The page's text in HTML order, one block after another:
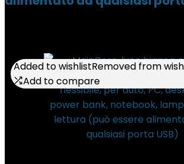
Added to wishlistRemoved from
Add to compare
Added to wishlistRemoved from
Add to compare